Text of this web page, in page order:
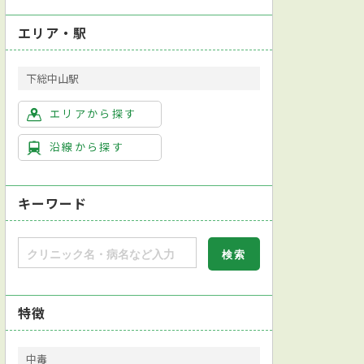
エリア・駅
下総中山駅
エリアから探す
沿線から探す
キーワード
特徴
中毒